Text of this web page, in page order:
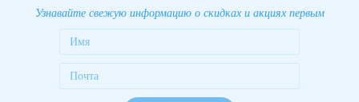
Узнавайте свежую информацию о скидках и акциях первым